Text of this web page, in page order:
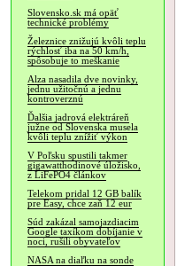
Slovensko.sk má opäť
technické problémy
Železnice znižujú kvôli teplu
rýchlosť iba na 50 km/h,
spôsobuje to meškanie
Alza nasadila dve novinky,
jednu užitočnú a jednu
kontroverznú
Ďalšia jadrová elektráreň
južne od Slovenska musela
kvôli teplu znížiť výkon
V Poľsku spustili takmer
gigawatthodinové úložisko,
z LiFePO4 článkov
Telekom pridal 12 GB balík
pre Easy, chce zaň 12 eur
Súd zakázal samojazdiacim
Google taxíkom dobíjanie v
noci, rušili obyvateľov
NASA na diaľku na sonde